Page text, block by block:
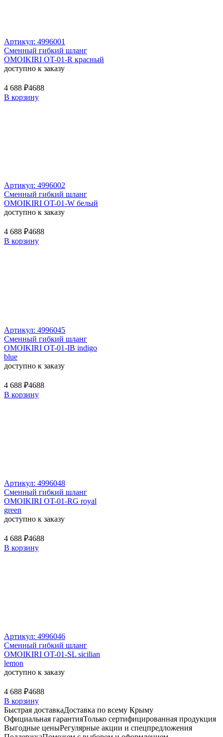
Артикул: 4996001
Сменный гибкий шланг
OMOIKIRI OT-01-R красный
доступно к заказу
4 688 ₽4688
В корзину
Артикул: 4996002
Сменный гибкий шланг
OMOIKIRI OT-01-W белый
доступно к заказу
4 688 ₽4688
В корзину
Артикул: 4996045
Сменный гибкий шланг
OMOIKIRI OT-01-IB indigo
blue
доступно к заказу
4 688 ₽4688
В корзину
Артикул: 4996048
Сменный гибкий шланг
OMOIKIRI OT-01-RG royal
green
доступно к заказу
4 688 ₽4688
В корзину
Артикул: 4996046
Сменный гибкий шланг
OMOIKIRI OT-01-SL sicilian
lemon
доступно к заказу
4 688 ₽4688
В корзину
Быстрая доставкаДоставка по всему Крыму
Официальная гарантияТолько сертифицированная продукция
Выгодные ценыРегулярные акции и спецпредложения